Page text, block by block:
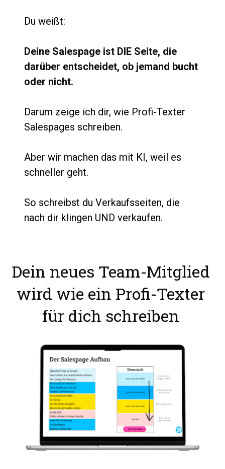
Du weißt:
Deine Salespage ist DIE Seite, die
darüber entscheidet, ob jemand bucht
oder nicht.
Darum zeige ich dir, wie Profi-Texter
Salespages schreiben.
Aber wir machen das mit KI, weil es
schneller geht.
So schreibst du Verkaufsseiten, die
nach dir klingen UND verkaufen.
Dein neues Team-Mitglied
wird wie ein Profi-Texter
für dich schreiben